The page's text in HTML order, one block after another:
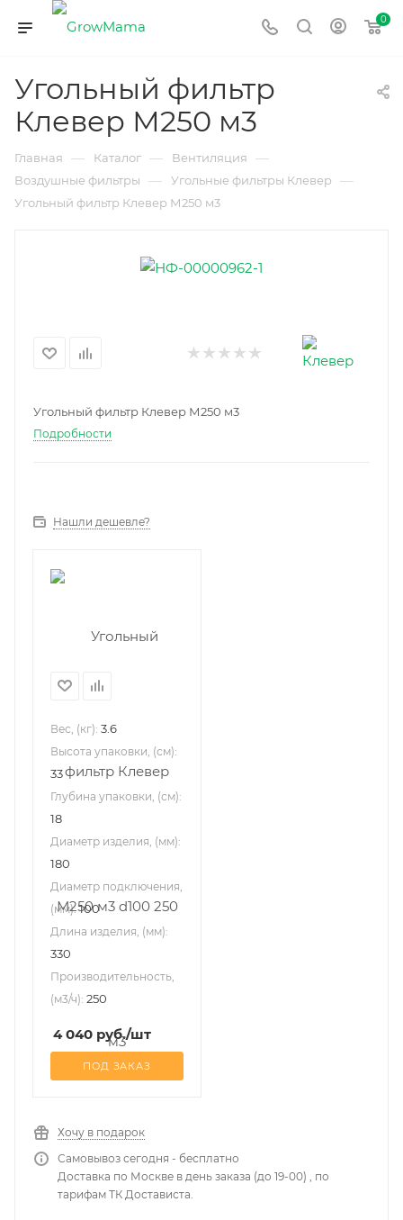
0
Угольный фильтр
Клевер М250 м3
Главная — Каталог — Вентиляция —
Воздушные фильтры — Угольные фильтры Клевер —
Угольный фильтр Клевер М250 м3
Угольный фильтр Клевер М250 м3
Подробности
Нашли дешевле?
Вес, (кг): 3.6
Высота упаковки, (см):
33
Глубина упаковки, (см):
18
Диаметр изделия, (мм):
180
Диаметр подключения,
(мм): 100
Длина изделия, (мм):
330
Производительность,
(м3/ч): 250
4 040 руб./шт
ПОД ЗАКАЗ
Хочу в подарок
Самовывоз сегодня - бесплатно
Доставка по Москве в день заказа (до 19-00) , по
тарифам ТК Достависта.